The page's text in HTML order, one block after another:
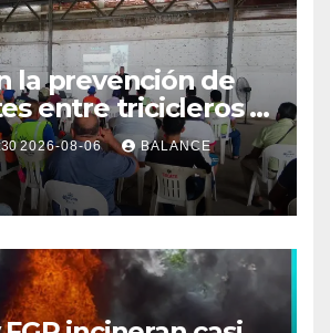
la prevención de
entre tricicleros y
de Tapachula
2026-08-06 BALANCE